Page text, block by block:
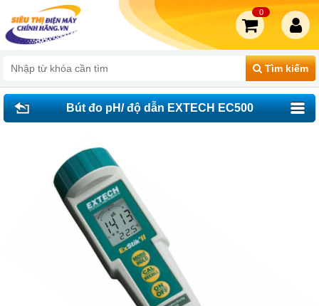
Tìm kiếm
0
Bút đo pH/ độ dẫn EXTECH EC500